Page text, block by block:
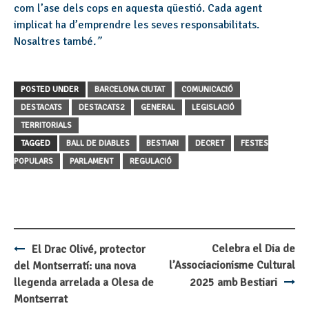
com l’ase dels cops en aquesta qüestió. Cada agent
implicat ha d’emprendre les seves responsabilitats.
Nosaltres també.”
POSTED UNDER BARCELONA CIUTAT
COMUNICACIÓ
DESTACATS
DESTACATS2 GENERAL
LEGISLACIÓ
TERRITORIALS
TAGGED
BALL DE DIABLES BESTIARI DECRET
FESTES
POPULARS
PARLAMENT REGULACIÓ
Post
navigation
El Drac Olivé, protector
del Montserratí: una nova
llegenda arrelada a Olesa de
Montserrat
Celebra el Dia de
l’Associacionisme Cultural
2025 amb Bestiari